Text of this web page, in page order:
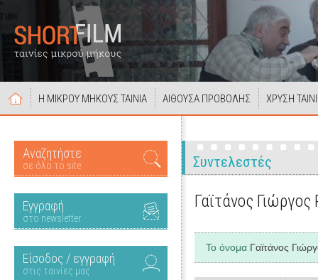
Η ΜΙΚΡΟΥ ΜΗΚΟΥΣ ΤΑΙΝΙΑ ΑΙΘΟΥΣΑ ΠΡΟΒΟΛΗΣ ΧΡΥΣΗ
Αναζητήστε
σε όλο το site
Εγγραφή
στο newsletter
Είσοδος / εγγραφή
στις ταινίες μας
Συντελεστές
Γαϊτάνος Γιώργος
Το όνομα Γαϊτάνος